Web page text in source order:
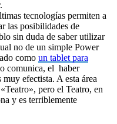
tecnologías permiten a
las posibilidades de
sin duda de saber utilizar
no de un simple Power
como un tablet para
comunica, el haber
efectista. A esta área
pero el Teatro, en
y es terriblemente